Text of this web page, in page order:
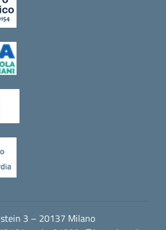
3 – 20137 Milano